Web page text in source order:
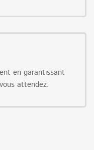
en garantissant
attendez.